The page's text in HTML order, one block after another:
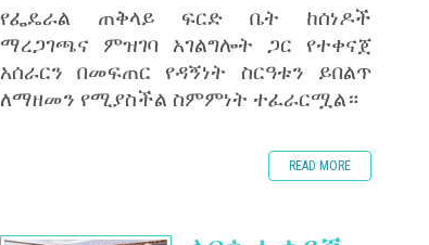
‎የፌዴራል ጠቅላይ ፍርድ ቤት ከሰነዶች
ማረጋገጫና ምዝገባ አገልግሎት ጋር የተቀናጀ
አሰራርን በመፍጠር የዳኝነት ስርዓቱን ይበልጥ
ለማዘመን የሚያስችል ስምምነት ተፈራርሟል።
READ MORE